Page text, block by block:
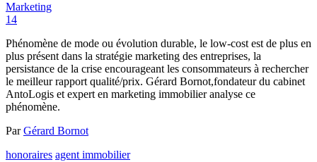
Marketing
14
Phénomène de mode ou évolution durable, le low-cost est de plus en
plus présent dans la stratégie marketing des entreprises, la
persistance de la crise encourageant les consommateurs à rechercher
le meilleur rapport qualité/prix. Gérard Bornot,fondateur du cabinet
AntoLogis et expert en marketing immobilier analyse ce
phénomène.
ParGérard Bornot
honoraires agent immobilier